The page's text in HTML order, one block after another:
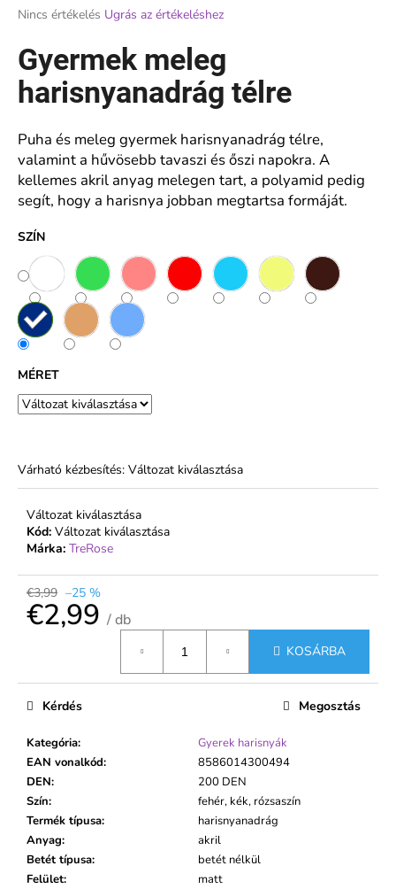
A
átlagos
értékelése
5-
ből
csillag.
Nincs értékelés Ugrás az értékeléshez
Gyermek meleg
harisnyanadrág télre
Puha és meleg gyermek harisnyanadrág télre,
valamint a hűvösebb tavaszi és őszi napokra. A
kellemes akril anyag melegen tart, a polyamid pedig
segít, hogy a harisnya jobban megtartsa formáját.
SZÍN
MÉRET
Várható kézbesítés: Változat kiválasztása
Változat kiválasztása
Kód: Változat kiválasztása
Márka: TreRose
€3,99 –25 %
€2,99 / db
KOSÁRBA
Kategória:
Gyerek harisnyák
EAN vonalkód:
8586014300494
DEN:
200 DEN
Szín:
fehér, kék, rózsaszín
Termék típusa:
harisnyanadrág
Anyag:
akril
Betét típusa:
betét nélkül
Felület:
matt
Kérdés Megosztás
A
j
á
l
j
u
k
NŐI
PAMUT
ALSÓ
MAGASABB
DERÉKRÉSSZEL
-
FERA
€5,94